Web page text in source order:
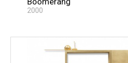
2000